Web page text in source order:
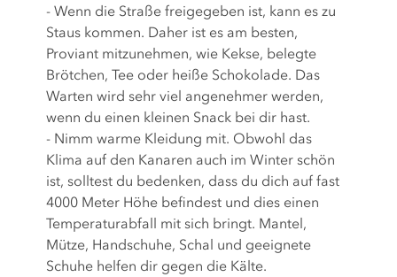
- Wenn die Straße freigegeben ist, kann es zu
Staus kommen. Daher ist es am besten,
Proviant mitzunehmen, wie Kekse, belegte
Brötchen, Tee oder heiße Schokolade. Das
Warten wird sehr viel angenehmer werden,
wenn du einen kleinen Snack bei dir hast.
- Nimm warme Kleidung mit. Obwohl das
Klima auf den Kanaren auch im Winter schön
ist, solltest du bedenken, dass du dich auf fast
4000 Meter Höhe befindest und dies einen
Temperaturabfall mit sich bringt. Mantel,
Mütze, Handschuhe, Schal und geeignete
Schuhe helfen dir gegen die Kälte.